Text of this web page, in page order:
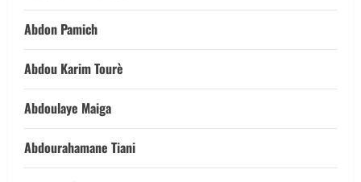
Abdon Pamich
Abdou Karim Tourè
Abdoulaye Maiga
Abdourahamane Tiani